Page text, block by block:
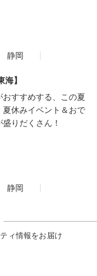
静岡
】
すすめする、この夏
休みイベント＆おで
りだくさん！
静岡
ィ情報をお届け